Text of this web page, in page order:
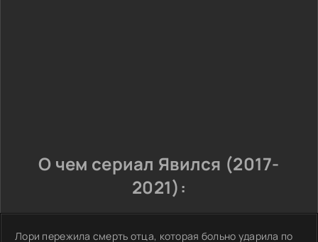
О чем сериал Явился (2017-
2021):
Лори пережила смерть отца, которая больно ударила по